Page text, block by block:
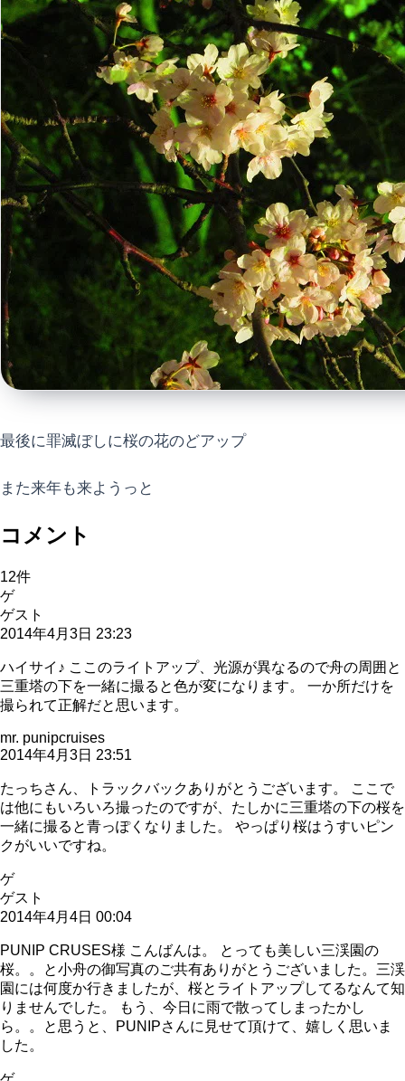
最後に罪滅ぼしに桜の花のどアップ
また来年も来ようっと
コメント
12件
ゲ
ゲスト
2014年4月3日 23:23
ハイサイ♪ ここのライトアップ、光源が異なるので舟の周囲と
三重塔の下を一緒に撮ると色が変になります。 一か所だけを
撮られて正解だと思います。
mr. punipcruises
2014年4月3日 23:51
たっちさん、トラックバックありがとうございます。 ここで
は他にもいろいろ撮ったのですが、たしかに三重塔の下の桜を
一緒に撮ると青っぽくなりました。 やっぱり桜はうすいピン
クがいいですね。
ゲ
ゲスト
2014年4月4日 00:04
PUNIP CRUSES様 こんばんは。 とっても美しい三渓園の
桜。。と小舟の御写真のご共有ありがとうございました。三渓
園には何度か行きましたが、桜とライトアップしてるなんて知
りませんでした。 もう、今日に雨で散ってしまったかし
ら。。と思うと、PUNIPさんに見せて頂けて、嬉しく思いま
した。